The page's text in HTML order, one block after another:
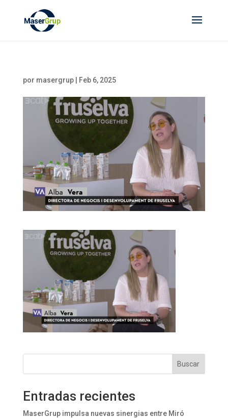
por masergrup| Feb 6, 2025
Buscar
Entradas recientes
MaserGrup impulsa nuevas sinergias entre Miró